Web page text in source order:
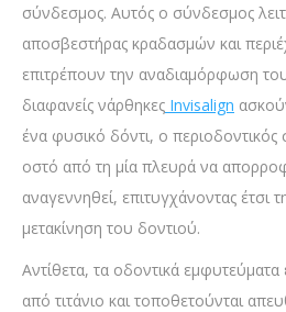
σύνδεσμος. Αυτός ο σύνδεσμος
αποσβεστήρας κραδασμών και
επιτρέπουν την αναδιαμόρφωση
διαφανείς νάρθηκες Invisalign
ένα φυσικό δόντι, ο περιοδοντικός
οστό από τη μία πλευρά να
αναγεννηθεί, επιτυγχάνοντας έτσι
μετακίνηση του δοντιού.
Αντίθετα, τα οδοντικά εμφυτεύματα
από τιτάνιο και τοποθετούνται